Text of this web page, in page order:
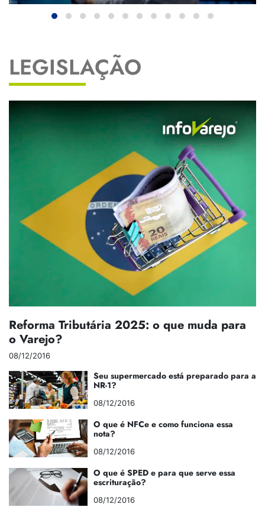
LEGISLAÇÃO
Reforma Tributária 2025: o que muda para
o Varejo?
08/12/2016
Seu supermercado está preparado para a
NR-1?
08/12/2016
O que é NFCe e como funciona essa
nota?
08/12/2016
O que é SPED e para que serve essa
escrituração?
08/12/2016